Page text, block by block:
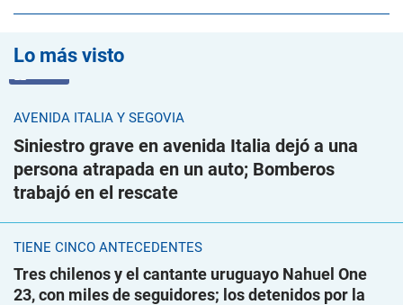
Lo más visto
AVENIDA ITALIA Y SEGOVIA
Siniestro grave en avenida Italia dejó a una
persona atrapada en un auto; Bomberos
trabajó en el rescate
TIENE CINCO ANTECEDENTES
Tres chilenos y el cantante uruguayo Nahuel One
23, con miles de seguidores; los detenidos por la